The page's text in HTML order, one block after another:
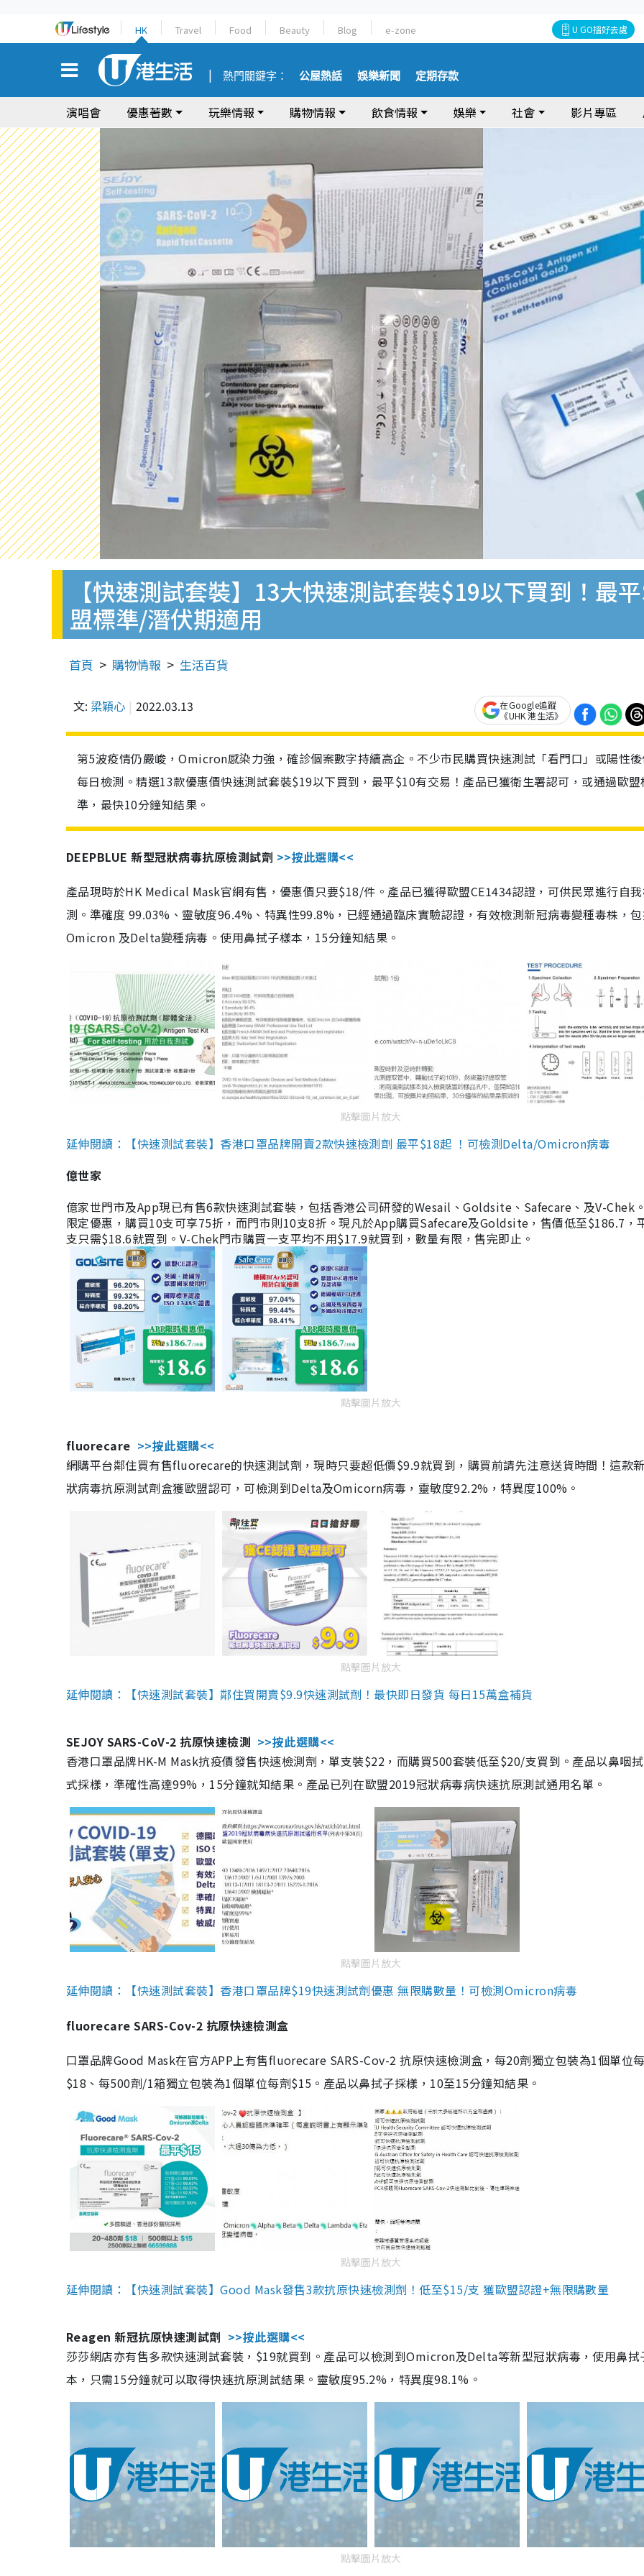
HK Travel Food Beauty Blog e-zone U GO搵好去處
熱門關鍵字： 公屋熱話 娛樂新聞 定期存款
演唱會 優惠著數 玩樂情報 購物情報 飲食情報 娛樂 社會 影片專區
【快速測試套裝】13大快速測試套裝$19以下買到！最
盟標準/潛伏期適用
首頁 購物情報 生活百貨
文: 梁穎心 2022.03.13
在Google追蹤
《UHK 港生活》
第5波疫情仍嚴峻，Omicron感染力強，確診個案數字持續高企。不少市民購買快速測試「看門口」或陽性
每日檢測。精選13款優惠價快速測試套裝$19以下買到，最平$10有交易！產品已獲衛生署認可，或通過歐盟
準，最快10分鐘知結果。
DEEPBLUE 新型冠狀病毒抗原檢測試劑 >>按此選購<<
產品現時於HK Medical Mask官網有售，優惠價只要$18/件。產品已獲得歐盟CE1434認證，可供民眾進行自
測。準確度 99.03%、靈敏度96.4%、特異性99.8%，已經通過臨床實驗認證，有效檢測新冠病毒變種毒株，
Omicron 及Delta變種病毒。使用鼻拭子樣本，15分鐘知結果。
點擊圖片放大
延伸閱讀：【快速測試套裝】香港口罩品牌開賣2款快速檢測劑 最平$18起 ！可檢測Delta/Omicron病毒
億世家
億家世門市及App現已有售6款快速測試套裝，包括香港公司研發的Wesail、Goldsite、Safecare、及V-Chek
限定優惠，購買10支可享75折，而門市則10支8折。現凡於App購買Safecare及Goldsite，售價低至$186.7，
支只需$18.6就買到。V-Chek門市購買一支平均不用$17.9就買到，數量有限，售完即止。
點擊圖片放大
fluorecare >>按此選購<<
網購平台鄰住買有售fluorecare的快速測試劑，現時只要超低價$9.9就買到，購買前請先注意送貨時間！這款
狀病毒抗原測試劑盒獲歐盟認可，可檢測到Delta及Omicorn病毒，靈敏度92.2%，特異度100%。
點擊圖片放大
延伸閱讀：【快速測試套裝】鄰住買開賣$9.9快速測試劑！最快即日發貨 每日15萬盒補貨
SEJOY SARS-CoV-2 抗原快速檢測 >>按此選購<<
香港口罩品牌HK-M Mask抗疫價發售快速檢測劑，單支裝$22，而購買500套裝低至$20/支買到。產品以鼻咽
式採樣，準確性高達99%，15分鐘就知結果。產品已列在歐盟2019冠狀病毒病快速抗原測試通用名單。
點擊圖片放大
延伸閱讀：【快速測試套裝】香港口罩品牌$19快速測試劑優惠 無限購數量！可檢測Omicron病毒
fluorecare SARS-Cov-2 抗原快速檢測盒
口罩品牌Good Mask在官方APP上有售fluorecare SARS-Cov-2 抗原快速檢測盒，每20劑獨立包裝為1個單位
$18、每500劑/1箱獨立包裝為1個單位每劑$15。產品以鼻拭子採樣，10至15分鐘知結果。
點擊圖片放大
延伸閱讀：【快速測試套裝】Good Mask發售3款抗原快速檢測劑！低至$15/支 獲歐盟認證+無限購數量
Reagen 新冠抗原快速測試劑 >>按此選購<<
莎莎網店亦有售多款快速測試套裝，$19就買到。產品可以檢測到Omicron及Delta等新型冠狀病毒，使用鼻拭
本，只需15分鐘就可以取得快速抗原測試結果。靈敏度95.2%，特異度98.1%。
點擊圖片放大